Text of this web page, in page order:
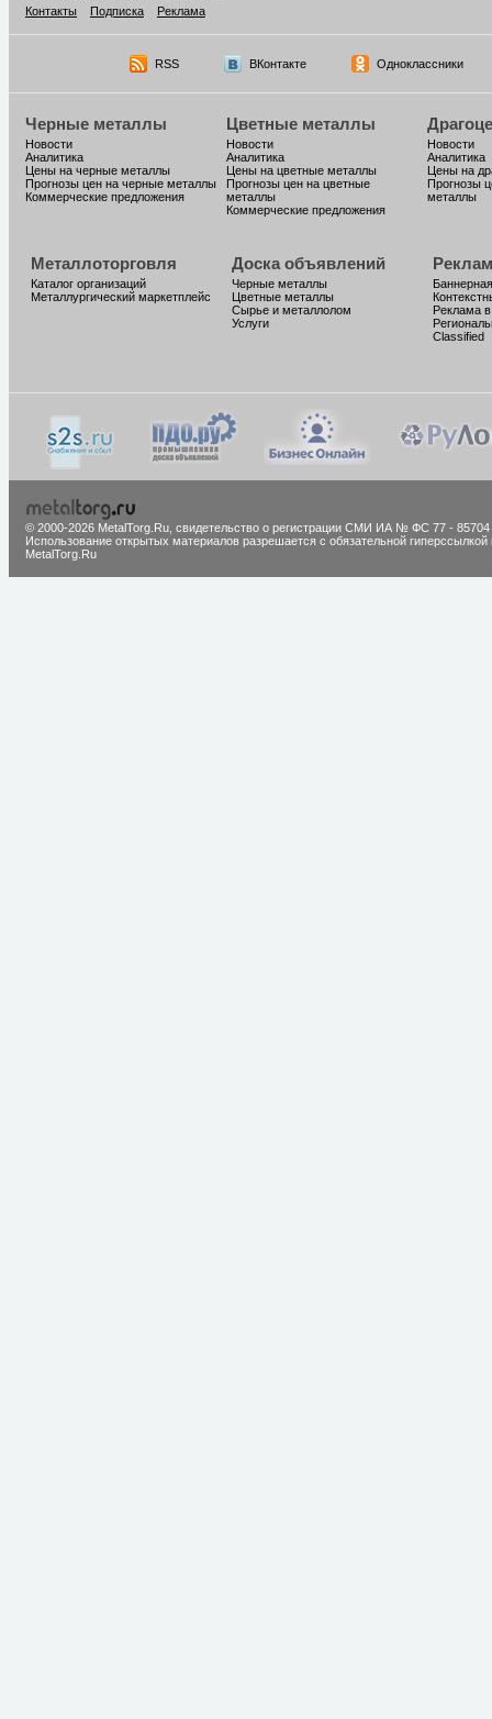
Контакты
Подписка Реклама
RSS ВКонтакте Одноклассники
Черные металлы
Новости
Аналитика
Цены на черные металлы
Прогнозы цен на черные металлы
Коммерческие предложения
Цветные металлы
Новости
Аналитика
Цены на цветные металлы
Прогнозы цен на цветные
металлы
Коммерческие предложения
Новости
Аналитика
Цены на
Прогнозы
металлы
Металлоторговля
Каталог организаций
Металлургический маркетплейс
Доска объявлений
Черные металлы
Цветные металлы
Сырье и металлолом
Услуги
Реклама
Classified
© 2000-2026 MetalTorg.Ru, cвидетельство о регистрации СМИ ИА № ФС 77 - 85704
Использование открытых материалов разрешается с обязательной гиперссылкой
MetalTorg.Ru